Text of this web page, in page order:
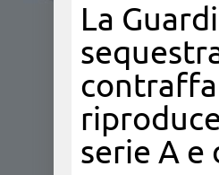
​La
serie A